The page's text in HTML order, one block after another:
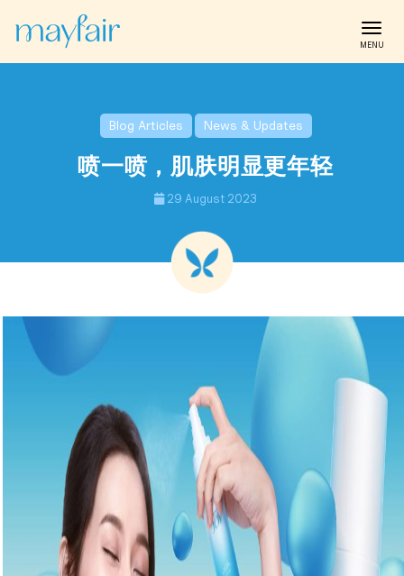
Blog Articles News & Updates
喷一喷，肌肤明显更年轻
29 August 2023